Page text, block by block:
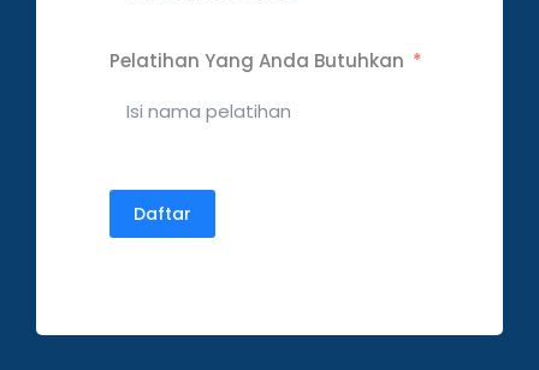
Pelatihan Yang Anda Butuhkan
Daftar